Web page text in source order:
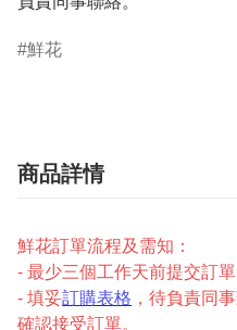
鮮花
商品詳情
鮮花訂單流程及需知：
- 最少三個工作天前提交訂單
- 填妥訂購表格 ，待負責同
確認接受訂單。